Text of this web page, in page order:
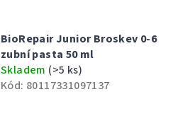
BioRepair Junior Broskev 0-6
zubní pasta 50 ml
Skladem (>5 ks)
Kód: 80117331097137